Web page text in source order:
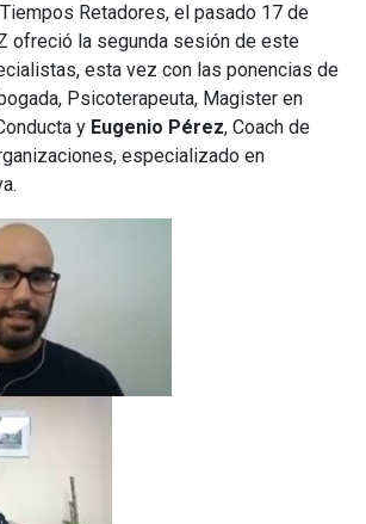
Retadores, el pasado 17 de
ofreció la segunda sesión de este
esta vez con las ponencias de
Psicoterapeuta, Magister en
y Eugenio Pérez, Coach de
especializado en